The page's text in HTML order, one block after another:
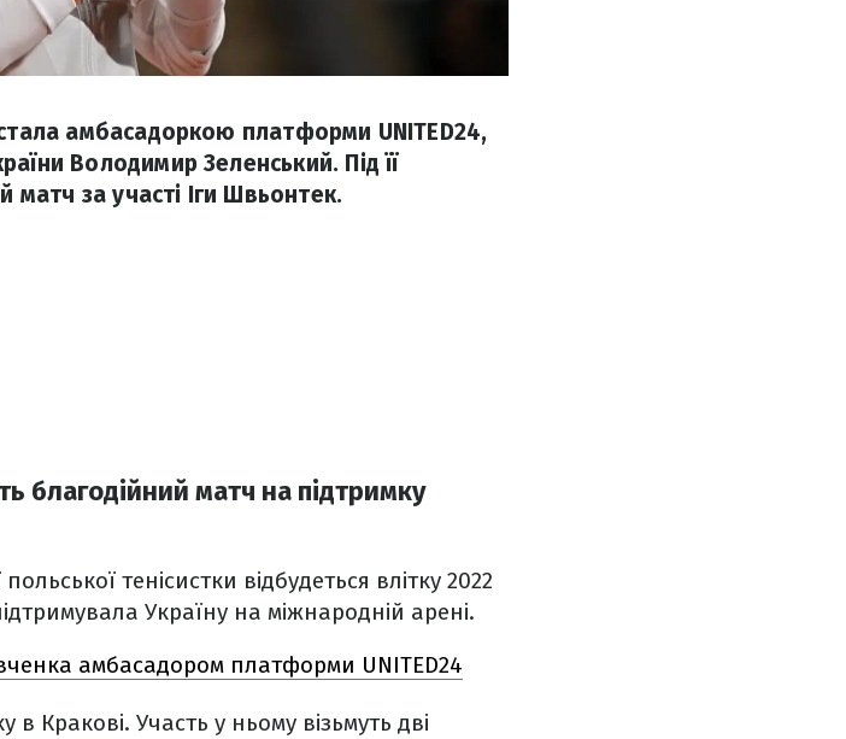
стала амбасадоркою платформи UNITED24,
Володимир Зеленський. Під її
за участі Іги Швьонтек.
благодійний матч на підтримку
тенісистки відбудеться влітку 2022
Україну на міжнародній арені.
амбасадором платформи UNITED24
Кракові. Участь у ньому візьмуть дві